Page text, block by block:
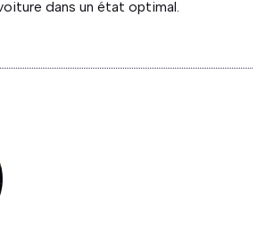
dans un état optimal.